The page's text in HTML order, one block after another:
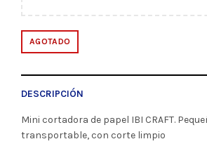
AGOTADO
DESCRIPCIÓN
Mini cortadora de papel IBI CRAFT.
transportable, con corte limpio